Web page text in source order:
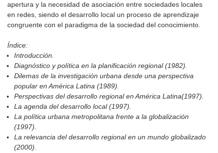
apertura y la necesidad de asociación entre sociedades locales
en redes, siendo el desarrollo local un proceso de aprendizaje
congruente con el paradigma de la sociedad del conocimiento.
Índice:
Introducción.
Diagnóstico y política en la planificación regional (1982).
Dilemas de la investigación urbana desde una perspectiva
popular en América Latina (1989).
Perspectivas del desarrollo regional en América Latina(1997).
La agenda del desarrollo local (1997).
La política urbana metropolitana frente a la globalización
(1997).
La relevancia del desarrollo regional en un mundo globalizado
(2000).